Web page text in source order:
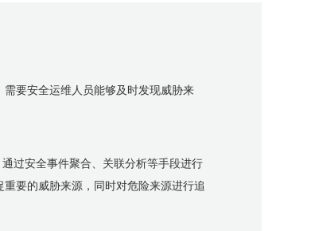
要安全运维人员能够及时发现威胁来
过安全事件聚合、关联分析等手段进行
要的威胁来源，同时对危险来源进行追